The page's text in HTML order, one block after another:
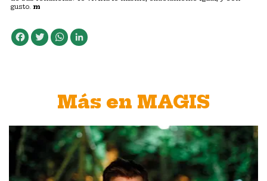
gusto. m
Facebook
TwitterWhatsApp
Más en MAGIS